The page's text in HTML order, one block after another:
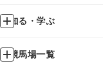
知る・学ぶ
競馬場一覧